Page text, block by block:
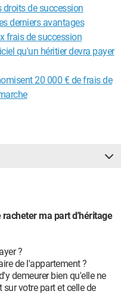
de succession
derniers avantages
frais de succession
qu'un héritier devra payer
20 000 € de frais de
ma part d'héritage
?
de l'appartement ?
demeurer bien qu'elle ne
votre part et celle de